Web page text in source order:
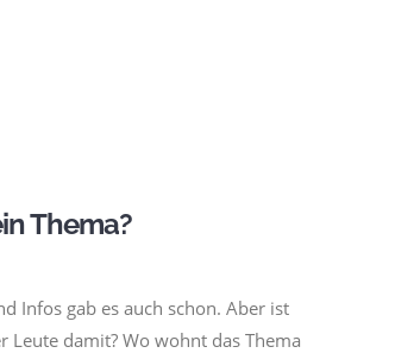
Thema?
Infos gab es auch schon. Aber ist
Leute damit? Wo wohnt das Thema